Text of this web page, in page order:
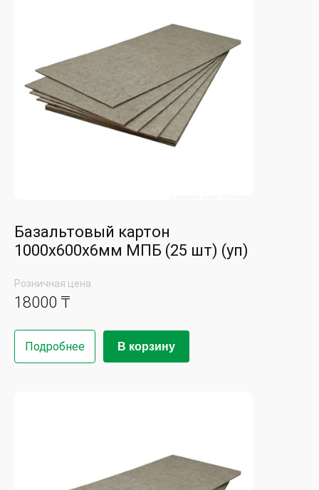
Базальтовый картон
1000х600х6мм МПБ (25 шт) (уп)
Розничная цена
18000 ₸
Подробнее В корзину